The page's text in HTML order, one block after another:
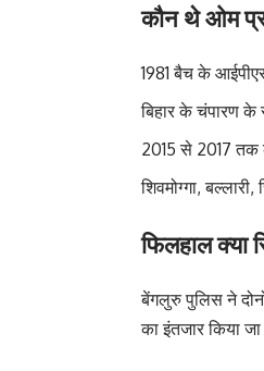
कौन थे ओम
1981 बैच के
बिहार के चंपारण के
2015 से 2017 तक
शिवमोग्गा,
फिलहाल क्या
बेंगलुरु पुलिस ने
का इंतजार किया जा